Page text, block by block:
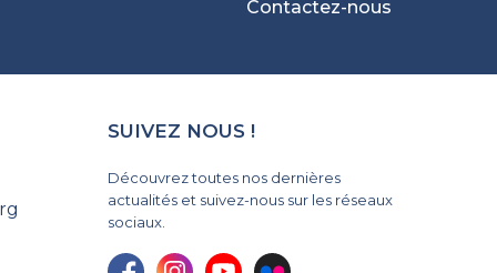
Contactez-nous
SUIVEZ NOUS !
Découvrez toutes nos dernières
actualités et suivez-nous sur les réseaux
sociaux.